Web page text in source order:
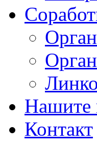
Нашите
Контакт